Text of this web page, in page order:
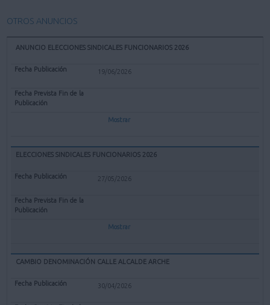
OTROS ANUNCIOS
ANUNCIO ELECCIONES SINDICALES FUNCIONARIOS 2026
19/06/2026
Mostrar
ELECCIONES SINDICALES FUNCIONARIOS 2026
27/05/2026
Mostrar
CAMBIO DENOMINACIÓN CALLE ALCALDE ARCHE
30/04/2026